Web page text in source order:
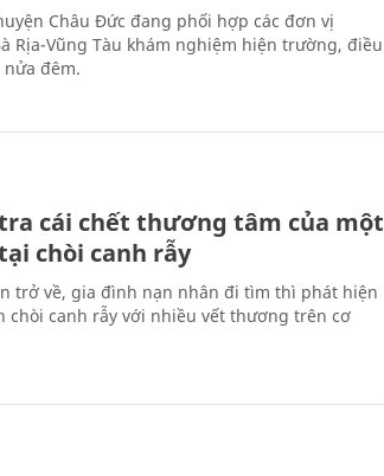
Châu Đức đang phối hợp các đơn vị
Rịa-Vũng Tàu khám nghiệm hiện trường, điều
đêm.
cái chết thương tâm của một
chòi canh rẫy
trở về, gia đình nạn nhân đi tìm thì phát hiện
chòi canh rẫy với nhiều vết thương trên cơ